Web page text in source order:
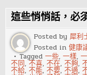
的
保
險
套
導
致
陽
痿
後
悔
這些悄悄話，必
Posted by犀利
Posted in健康
Tagged一些,一樣,
不同,不喜,不在,不夠,
不給,不能,不要,不適,